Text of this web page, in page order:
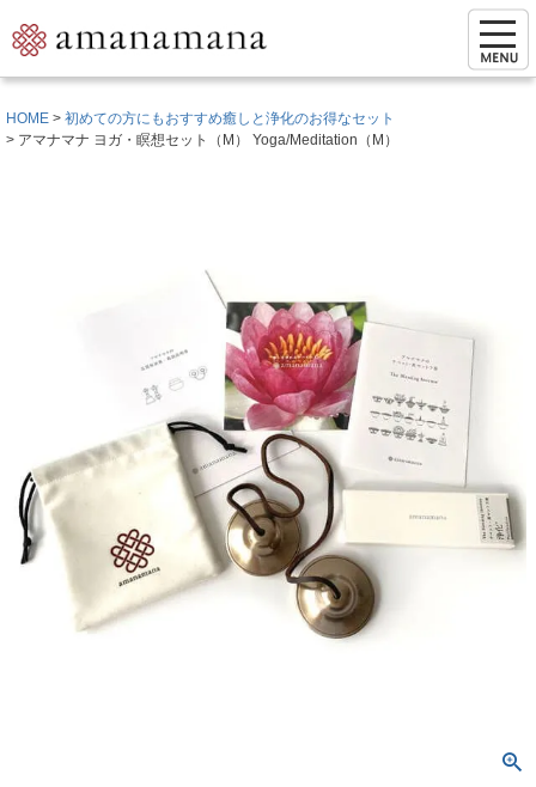
HOME
初めての方にもおすすめ癒しと浄化のお得なセット
アマナマナ ヨガ・瞑想セット（M） Yoga/Meditation（M）